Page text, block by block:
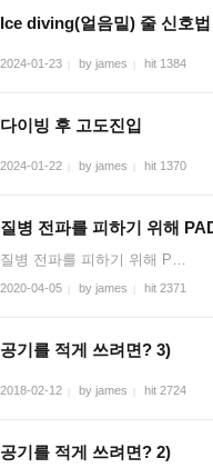
Ice diving(얼음밑) 줄 신호법
2024-01-23 by james hit 1384
다이빙 후 고도진입
2024-01-22 by james hit 1370
질병 전파를 피하기 위해
질병 전파를 피하기 위해 P…
2020-04-05 by james hit 2371
공기를 적게 쓰려면? 3)
2018-02-12 by james hit 2724
공기를 적게 쓰려면? 2)